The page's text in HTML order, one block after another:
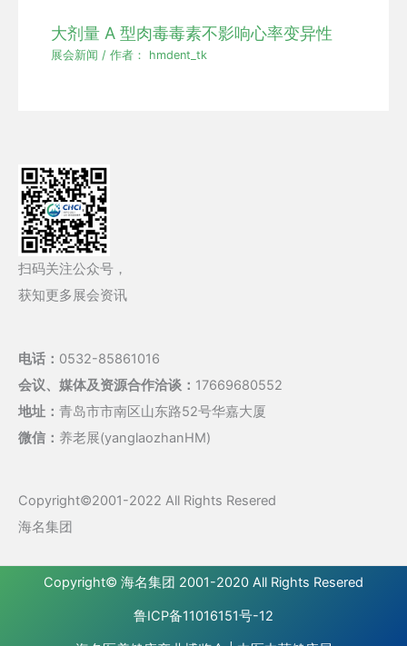
大剂量 A 型肉毒毒素不影响心率变异性
展会新闻 / 作者： hmdent_tk
扫码关注公众号，
获知更多展会资讯
电话： 0532-85861016
会议、媒体及资源合作洽谈： 17669680552
地址： 青岛市市南区山东路52号华嘉大厦
微信： 养老展(yanglaozhanHM)
Copyright©2001-2022 All Rights Resered
海名集团
Copyright© 海名集团 2001-2020 All Rights Resered
鲁ICP备11016151号-12